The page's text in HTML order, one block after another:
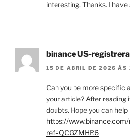
interesting. Thanks. I have
binance US-registrera
15 DE ABRIL DE 2026 ÀS
Can you be more specific
your article? After reading
doubts. Hope you can help
https://www.binance.com/
ref=QCGZMHR6